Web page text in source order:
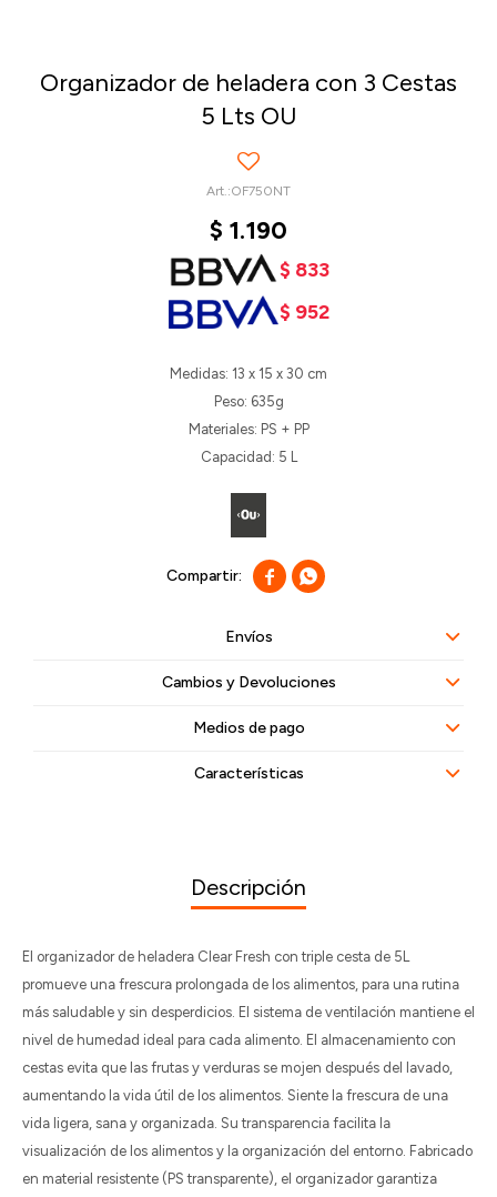
Organizador de heladera con 3 Cestas
5 Lts OU
OF750NT
$ 1.190
$ 833
$ 952
Medidas: 13 x 15 x 30 cm
Peso: 635g
Materiales: PS + PP
Capacidad: 5 L
 
Envíos
Cambios y Devoluciones
Medios de pago
Características
Descripción
El organizador de heladera Clear Fresh con triple cesta de 5L
promueve una frescura prolongada de los alimentos, para una rutina
más saludable y sin desperdicios. El sistema de ventilación mantiene el
nivel de humedad ideal para cada alimento. El almacenamiento con
cestas evita que las frutas y verduras se mojen después del lavado,
aumentando la vida útil de los alimentos. Siente la frescura de una
vida ligera, sana y organizada. Su transparencia facilita la
visualización de los alimentos y la organización del entorno. Fabricado
en material resistente (PS transparente), el organizador garantiza